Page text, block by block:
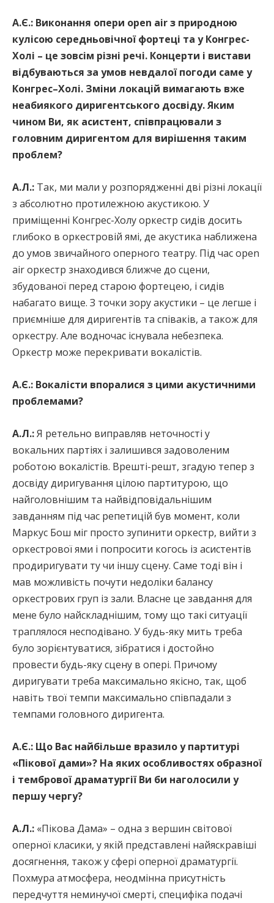
А.Є.: Виконання опери оpen аir з природною
кулісою середньовічної фортеці та у Конгрес-
Холі – це зовсім різні речі. Концерти і вистави
відбуваються за умов невдалої погоди саме у
Конгрес–Холі. Зміни локацій вимагають вже
неабиякого диригентського досвіду. Яким
чином Ви, як асистент, співпрацювали з
головним диригентом для вирішення таким
проблем?
А.Л.: Так, ми мали у розпорядженні дві різні локації
з абсолютно протилежною акустикою. У
приміщенні Конгрес-Холу оркестр сидів досить
глибоко в оркестровій ямі, де акустика наближена
до умов звичайного оперного театру. Під час оpen
аir оркестр знаходився ближче до сцени,
збудованої перед старою фортецею, і сидів
набагато вище. З точки зору акустики – це легше і
приємніше для диригентів та співаків, а також для
оркестру. Але водночас існувала небезпека.
Оркестр може перекривати вокалістів.
А.Є.: Вокалісти впоралися з цими акустичними
проблемами?
А.Л.:Я ретельно виправляв неточності у
вокальних партіях і залишився задоволеним
роботою вокалістів. Врешті-решт, згадую тепер з
досвіду диригування цілою партитурою, що
найголовнішим та найвідповідальнішим
завданням під час репетицій був момент, коли
Маркус Бош міг просто зупинити оркестр, вийти з
оркестрової ями і попросити когось із асистентів
продиригувати ту чи іншу сцену. Саме тоді він і
мав можливість почути недоліки балансу
оркестрових груп із зали. Власне це завдання для
мене було найскладнішим, тому що такі ситуації
траплялося несподівано. У будь-яку мить треба
було зорієнтуватися, зібратися і достойно
провести будь-яку сцену в опері. Причому
диригувати треба максимально якісно, так, щоб
навіть твої темпи максимально співпадали з
темпами головного диригента.
А.Є.: Що Вас найбільше вразило у партитурі
«Пікової дами»? На яких особливостях образної
і тембрової драматургії Ви би наголосили у
першу чергу?
А.Л.: «Пікова Дама» – одна з вершин світової
оперної класики, у якій представлені найяскравіші
досягнення, також у сфері оперної драматургії.
Похмура атмосфера, неодмінна присутність
передчуття неминучої смерті, специфіка подачі